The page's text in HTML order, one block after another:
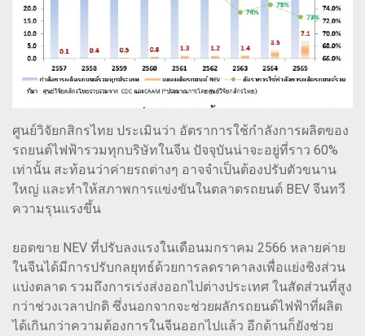
ศูนย์วิจัยกสิกรไทย ประเมินว่า อัตราการใช้กำลังการผลิตของ
รถยนต์ไฟฟ้ารวมทุกบริษัทในจีน ปัจจุบันน่าจะอยู่ที่ราว 60%
เท่านั้น สะท้อนว่าค่ายรถต่างๆ อาจจำเป็นต้องปรับตัวขนาน
ใหญ่ และทำให้สภาพการแข่งขันในตลาดรถยนต์ BEV จีนทวี
ความรุนแรงขึ้น
ยอดขาย NEV ที่ปรับลงแรงในเดือนมกราคม 2566 หลายค่าย
ในจีนได้มีการปรับกลยุทธ์ด้วยการลดราคาลงเพื่อแย่งชิงส่วน
แบ่งตลาด รวมถึงการเร่งส่งออกไปต่างประเทศ ในสัดส่วนที่สูง
กว่าช่วงเวลาปกติ ซึ่งนอกจากจะช่วยผลักรถยนต์ไฟฟ้าที่ผลิต
ได้เกินกว่าความต้องการในจีนออกไปแล้ว อีกด้านก็ยังช่วย